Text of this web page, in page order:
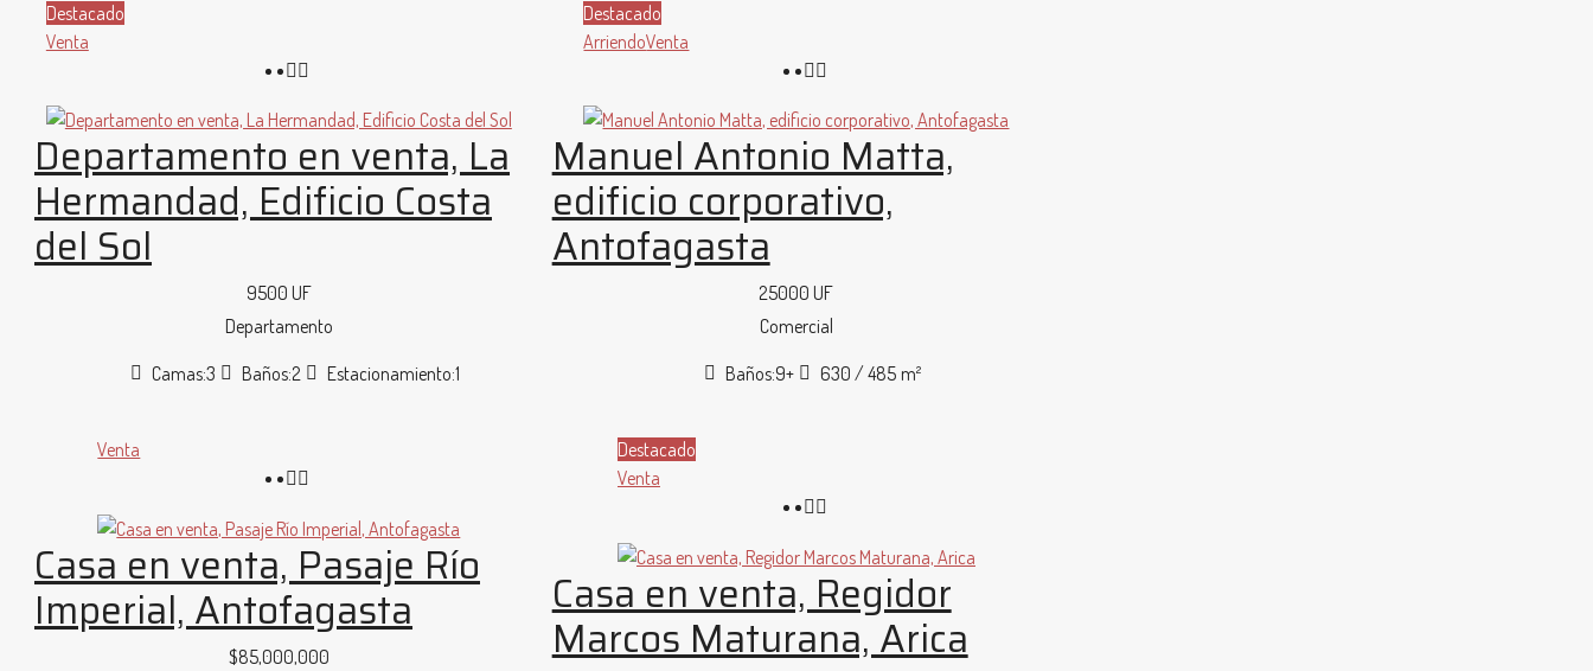
Destacado
Venta
Departamento en venta, La
Hermandad, Edificio Costa
del Sol
9500 UF
Departamento
Camas:3 Baños:2 Estacionamiento:1
Destacado
ArriendoVenta
Manuel Antonio Matta,
edificio corporativo,
Antofagasta
25000 UF
Comercial
Baños:9+ 630 / 485 m²
Venta
Casa en venta, Pasaje Río
Imperial, Antofagasta
$85,000,000
Destacado
Venta
Casa en venta, Regidor
Marcos Maturana, Arica